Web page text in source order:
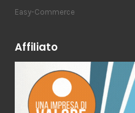
Easy-Commerce
Affiliato